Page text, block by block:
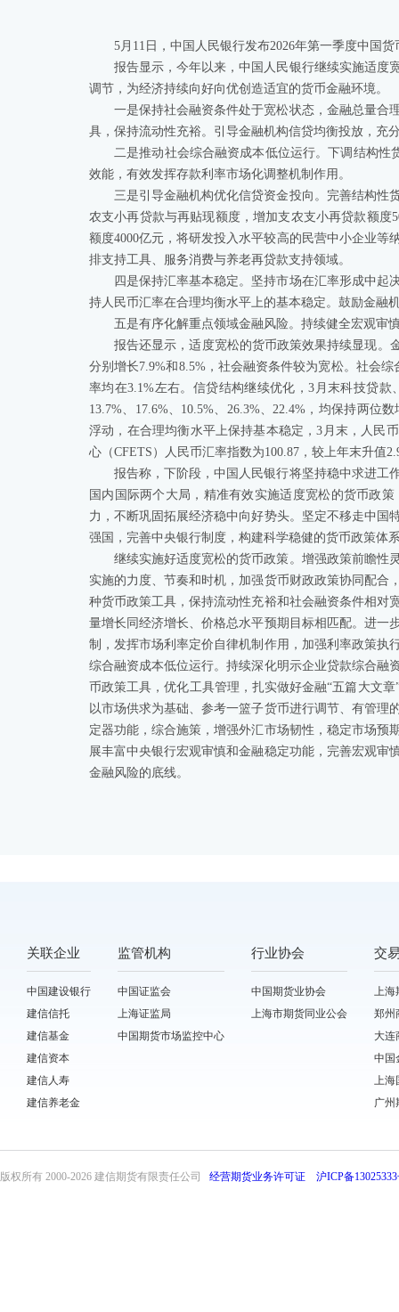
5月11日，中国人民银行发布2026年第一季度中国
报告显示，今年以来，中国人民银行继续实施适度
调节，为经济持续向好向优创造适宜的货币金融环境。
一是保持社会融资条件处于宽松状态，金融总量合
具，保持流动性充裕。引导金融机构信贷均衡投放，充
二是推动社会综合融资成本低位运行。下调结构性
效能，有效发挥存款利率市场化调整机制作用。
三是引导金融机构优化信贷资金投向。完善结构性
农支小再贷款与再贴现额度，增加支农支小再贷款额
额度4000亿元，将研发投入水平较高的民营中小企业
排支持工具、服务消费与养老再贷款支持领域。
四是保持汇率基本稳定。坚持市场在汇率形成中起
持人民币汇率在合理均衡水平上的基本稳定。鼓励金融
五是有序化解重点领域金融风险。持续健全宏观审
报告还显示，适度宽松的货币政策效果持续显现。
分别增长7.9%和8.5%，社会融资条件较为宽松。社会
率均在3.1%左右。信贷结构继续优化，3月末科技贷
13.7%、17.6%、10.5%、26.3%、22.4%，均保持两
浮动，在合理均衡水平上保持基本稳定，3月末，人民
心（CFETS）人民币汇率指数为100.87，较上年末升值
报告称，下阶段，中国人民银行将坚持稳中求进工
国内国际两个大局，精准有效实施适度宽松的货币政
力，不断巩固拓展经济稳中向好势头。坚定不移走中国
强国，完善中央银行制度，构建科学稳健的货币政策体
继续实施好适度宽松的货币政策。增强政策前瞻性
实施的力度、节奏和时机，加强货币财政政策协同配合
种货币政策工具，保持流动性充裕和社会融资条件相对
量增长同经济增长、价格总水平预期目标相匹配。进一
制，发挥市场利率定价自律机制作用，加强利率政策执
综合融资成本低位运行。持续深化明示企业贷款综合融
币政策工具，优化工具管理，扎实做好金融“五篇大文
以市场供求为基础、参考一篮子货币进行调节、有管
定器功能，综合施策，增强外汇市场韧性，稳定市场预
展丰富中央银行宏观审慎和金融稳定功能，完善宏观审
金融风险的底线。
关联企业
中国建设银行
建信信托
建信基金
建信资本
建信人寿
建信养老金
监管机构
中国证监会
上海证监局
中国期货市场监控中心
行业协会
中国期货业协会
上海市期货同业公会
交
上海
郑州
大连
中国
上海
广州
版权所有 2000-2026 建信期货有限责任公司 经营期货业务许可证 沪ICP备